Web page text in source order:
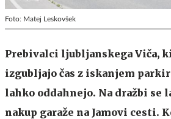
Foto: Matej Leskovšek
Prebivalci ljubljanskega Viča,
izgubljajo čas z iskanjem
lahko oddahnejo. Na dražbi se
nakup garaže na Jamovi cesti.